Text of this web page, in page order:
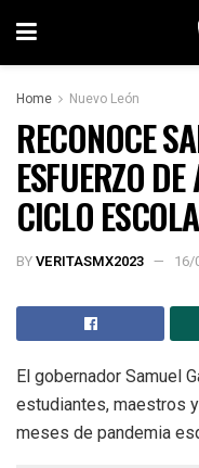
Home Nuevo León
RECONOCE
ESFUERZO
CICLO
BYVERITASMX2023 16/
El gobernador Samuel
estudiantes, maestros
meses de pandemia